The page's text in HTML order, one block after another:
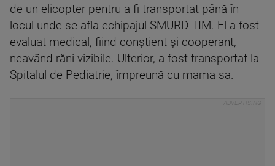
de un elicopter pentru a fi transportat până în
locul unde se afla echipajul SMURD TIM. El a fost
evaluat medical, fiind conştient şi cooperant,
neavând răni vizibile. Ulterior, a fost transportat la
Spitalul de Pediatrie, împreună cu mama sa.